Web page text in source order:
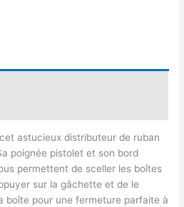
astucieux distributeur de ruban
poignée pistolet et son bord
permettent de sceller les boîtes
sur la gâchette et de le
boîte pour une fermeture parfaite à